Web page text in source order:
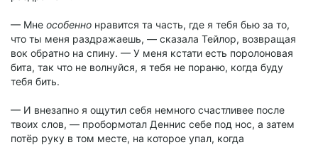
— Мне особенно нравится та часть, где я тебя бью за то,
что ты меня раздражаешь, — сказала Тейлор, возвращая
вок обратно на спину. — У меня кстати есть поролоновая
бита, так что не волнуйся, я тебя не пораню, когда буду
тебя бить.
— И внезапно я ощутил себя немного счастливее после
твоих слов, — пробормотал Деннис себе под нос, а затем
потёр руку в том месте, на которое упал, когда